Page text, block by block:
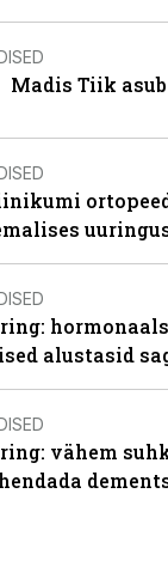
Madis Tiik
alustasid
vähem